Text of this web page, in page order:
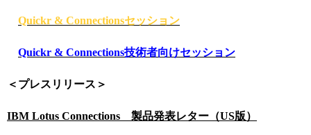
Quickr & Connectionsセッション
Quickr & Connections技術者向けセッション
＜プレスリリース＞
IBM Lotus Connections 製品発表レター（US版）